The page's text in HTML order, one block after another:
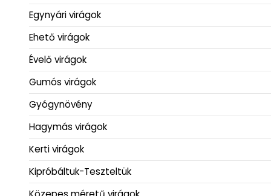
Egynyári virágok
Ehető virágok
Évelő virágok
Gumós virágok
Gyógynövény
Hagymás virágok
Kerti virágok
Kipróbáltuk-Teszteltük